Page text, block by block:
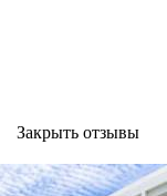
Закрыть отзывы